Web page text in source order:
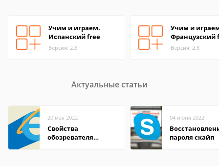
Учим и играем.
Испанский free
Версия: 2.8
Учим и
Французский
Версия: 2.8
Актуальные статьи
20 мая 2022
Свойства
обозревателя
04 июня 2022
пароля скайп